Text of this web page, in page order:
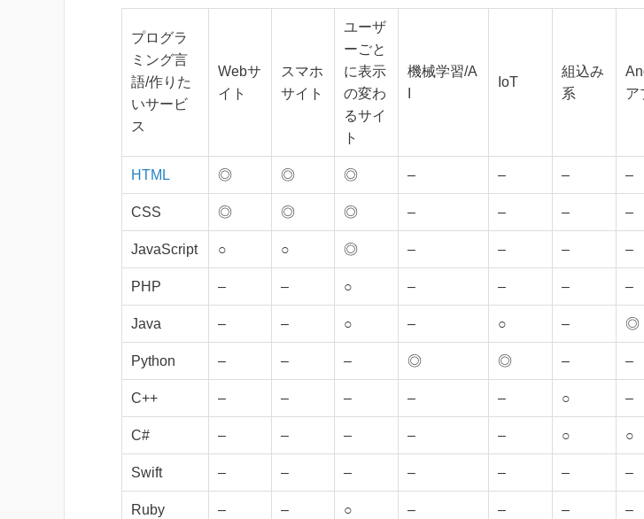
プログラ
ミング言
語/作りた
いサービ
ス
Webサ
イト
スマホ
サイト
ユーザ
ーごと
に表示
の変わ
るサイ
ト
機械学習/A
IoT
組込み
系
ア
HTML ◎ ◎ ◎ – – – –
CSS ◎ ◎ ◎ – – – –
JavaScript ○ ○ ◎ – – – –
PHP – – ○ – – – –
Java – – ○ – ○ – ◎
Python – – – ◎ ◎ – –
C++ – – – – – ○ –
C# – – – – – ○ ○
Swift – – – – – – –
Ruby – – ○ – – – –